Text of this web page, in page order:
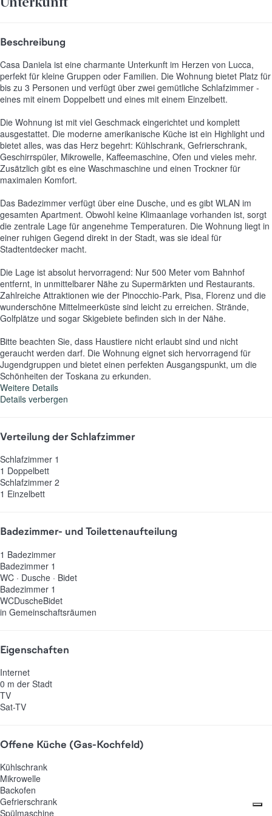
Beschreibung
Casa Daniela ist eine charmante Unterkunft im Herzen von Lucca,
perfekt für kleine Gruppen oder Familien. Die Wohnung bietet Platz für
bis zu 3 Personen und verfügt über zwei gemütliche Schlafzimmer -
eines mit einem Doppelbett und eines mit einem Einzelbett.
Die Wohnung ist mit viel Geschmack eingerichtet und komplett
ausgestattet. Die moderne amerikanische Küche ist ein Highlight und
bietet alles, was das Herz begehrt: Kühlschrank, Gefrierschrank,
Geschirrspüler, Mikrowelle, Kaffeemaschine, Ofen und vieles mehr.
Zusätzlich gibt es eine Waschmaschine und einen Trockner für
maximalen Komfort.
Das Badezimmer verfügt über eine Dusche, und es gibt WLAN im
gesamten Apartment. Obwohl keine Klimaanlage vorhanden ist, sorgt
die zentrale Lage für angenehme Temperaturen. Die Wohnung liegt in
einer ruhigen Gegend direkt in der Stadt, was sie ideal für
Stadtentdecker macht.
Die Lage ist absolut hervorragend: Nur 500 Meter vom Bahnhof
entfernt, in unmittelbarer Nähe zu Supermärkten und Restaurants.
Zahlreiche Attraktionen wie der Pinocchio-Park, Pisa, Florenz und die
wunderschöne Mittelmeerküste sind leicht zu erreichen. Strände,
Golfplätze und sogar Skigebiete befinden sich in der Nähe.
Bitte beachten Sie, dass Haustiere nicht erlaubt sind und nicht
geraucht werden darf. Die Wohnung eignet sich hervorragend für
Jugendgruppen und bietet einen perfekten Ausgangspunkt, um die
Schönheiten der Toskana zu erkunden.
Weitere Details
Details verbergen
Verteilung der Schlafzimmer
Schlafzimmer 1
1 Doppelbett
Schlafzimmer 2
1 Einzelbett
Badezimmer- und Toilettenaufteilung
1 Badezimmer
Badezimmer 1
WC · Dusche · Bidet
Badezimmer 1
WCDuscheBidet
in Gemeinschaftsräumen
Eigenschaften
Internet
0 m der Stadt
TV
Sat-TV
Offene Küche (Gas-Kochfeld)
Kühlschrank
Mikrowelle
Backofen
Gefrierschrank
Spülmaschine